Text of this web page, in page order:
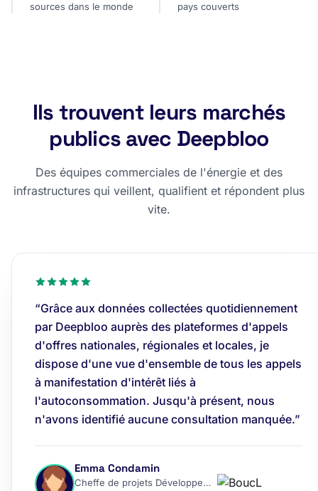
sources dans le monde pays couverts
Ils trouvent leurs marchés
publics avec Deepbloo
Des équipes commerciales de l'énergie et des
infrastructures qui veillent, qualifient et répondent plus
vite.
“Grâce aux données collectées quotidiennement
par Deepbloo auprès des plateformes d'appels
d'offres nationales, régionales et locales, je
dispose d'une vue d'ensemble de tous les appels
à manifestation d'intérêt liés à
l'autoconsommation. Jusqu'à présent, nous
n'avons identifié aucune consultation manquée.”
Emma Condamin
Cheffe de projets Développement